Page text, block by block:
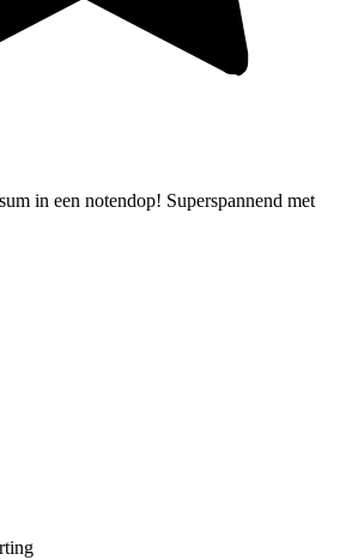
in een notendop! Superspannend met